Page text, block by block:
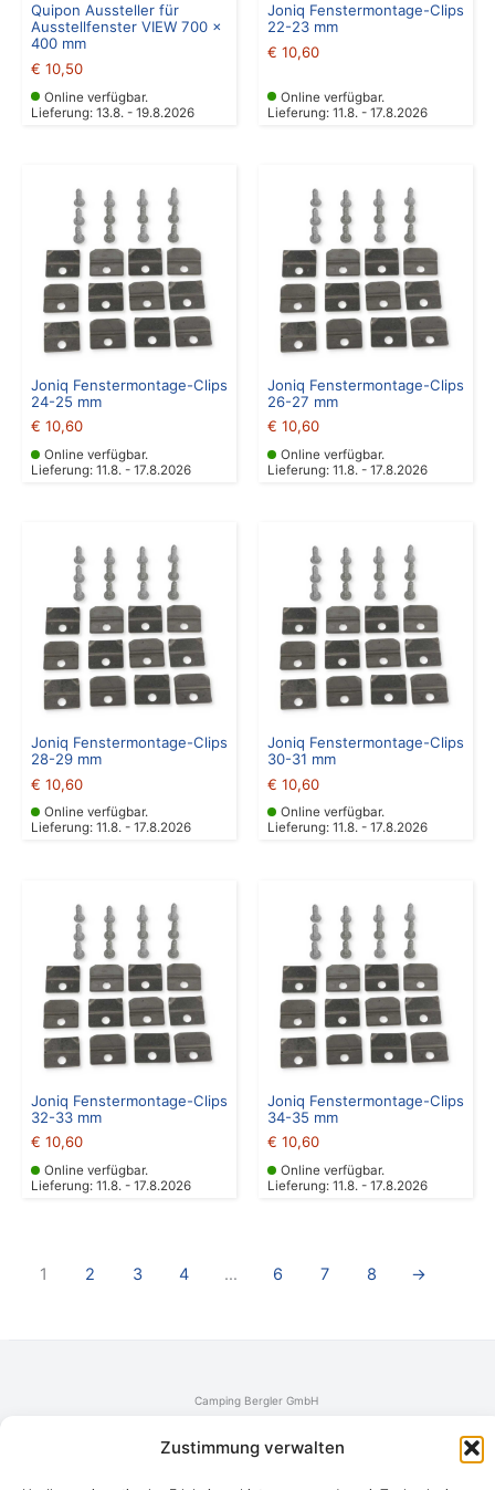
Zustimmung verwalten
Quipon Aussteller für
Ausstellfenster VIEW 700 x
400 mm
€ 10,50
Online verfügbar.
Lieferung: 13.8. - 19.8.2026
Joniq Fenstermontage-Clips
22-23 mm
€ 10,60
Online verfügbar.
Lieferung: 11.8. - 17.8.2026
Joniq Fenstermontage-Clips
24-25 mm
€ 10,60
Online verfügbar.
Lieferung: 11.8. - 17.8.2026
Joniq Fenstermontage-Clips
26-27 mm
€ 10,60
Online verfügbar.
Lieferung: 11.8. - 17.8.2026
Joniq Fenstermontage-Clips
28-29 mm
€ 10,60
Online verfügbar.
Lieferung: 11.8. - 17.8.2026
Joniq Fenstermontage-Clips
30-31 mm
€ 10,60
Online verfügbar.
Lieferung: 11.8. - 17.8.2026
Joniq Fenstermontage-Clips
32-33 mm
€ 10,60
Online verfügbar.
Lieferung: 11.8. - 17.8.2026
Joniq Fenstermontage-Clips
34-35 mm
€ 10,60
Online verfügbar.
Lieferung: 11.8. - 17.8.2026
1 2 3 4 … 6 7 8 →
Camping Bergler GmbH
Steiermark / Österreich​
info@campingbergler.at​